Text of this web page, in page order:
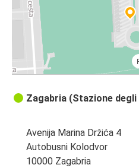
Zagabria (Stazione
Avenija Marina Držića 4
Autobusni Kolodvor
10000 Zagabria